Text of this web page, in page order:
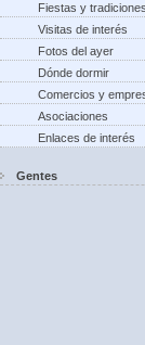
Fiestas y tradiciones
Visitas de interés
Fotos del ayer
Dónde dormir
Comercios y
Asociaciones
Enlaces de interés
Gentes